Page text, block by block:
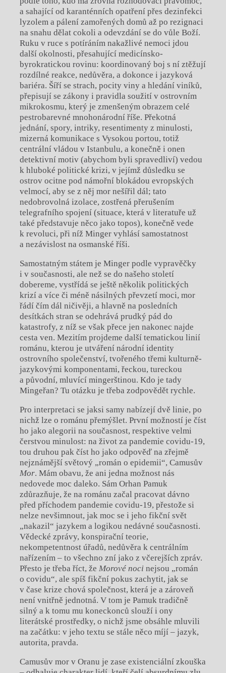
a sahající od karanténních opatření přes dezinfekci
lyzolem a pálení zamořených domů až po rezignaci
na snahu dělat cokoli a odevzdání se do vůle Boží.
Ruku v ruce s potíráním nakažlivé nemoci jdou
další okolnosti, přesahující medicínsko-
byrokratickou rovinu: koordinovaný boj s ní ztěžují
rozdílné reakce, nedůvěra, a dokonce i jazyková
bariéra. Šíří se strach, pocity viny a hledání viníků,
přepisují se zákony i pravidla soužití v ostrovním
mikrokosmu, který je zmenšeným obrazem celé
pestrobarevné mnohonárodní říše. Překotná
jednání, spory, intriky, resentimenty z minulosti,
mizerná komunikace s Vysokou portou, totiž
centrální vládou v Istanbulu, a konečně i onen
detektivní motiv (abychom byli spravedliví) vedou
k hluboké politické krizi, v jejímž důsledku se
ostrov ocitne pod námořní blokádou evropských
velmocí, aby se z něj mor nešířil dál; tato
nedobrovolná izolace, zostřená přerušením
telegrafního spojení (situace, která v literatuře už
také představuje něco jako topos), konečně vede
k revoluci, při níž Minger vyhlásí samostatnost
a nezávislost na osmanské říši.
Samostatným státem je Minger podle vypravěčky
i v současnosti, ale než se do našeho století
dobereme, vystřídá se ještě několik politických
krizí a více či méně násilných převzetí moci, mor
řádí čím dál ničivěji, a hlavně na posledních
desítkách stran se odehrává prudký pád do
katastrofy, z níž se však přece jen nakonec najde
cesta ven. Mezitím projdeme další tematickou linií
románu, kterou je utváření národní identity
ostrovního společenství, tvořeného třemi kulturně-
jazykovými komponentami, řeckou, tureckou
a původní, mluvící mingerštinou. Kdo je tady
Mingeřan? Tu otázku je třeba zodpovědět rychle.
Pro interpretaci se jaksi samy nabízejí dvě linie, po
nichž lze o románu přemýšlet. První možností je číst
ho jako alegorii na současnost, respektive velmi
čerstvou minulost: na život za pandemie covidu-19,
tou druhou pak číst ho jako odpověď na zřejmě
nejznámější světový „román o epidemii“, Camusův
Mor. Mám obavu, že ani jedna možnost nás
nedovede moc daleko. Sám Orhan Pamuk
zdůrazňuje, že na románu začal pracovat dávno
před příchodem pandemie covidu-19, přestože si
nelze nevšimnout, jak moc se i jeho fikční svět
„nakazil“ jazykem a logikou nedávné současnosti.
Vědecké zprávy, konspirační teorie,
nekompetentnost úřadů, nedůvěra k centrálním
nařízením – to všechno zní jako z včerejších zpráv.
Přesto je třeba říct, že Morové noci nejsou „román
o covidu“, ale spíš fikční pokus zachytit, jak se
v čase krize chová společnost, která je a zároveň
není vnitřně jednotná. V tom je Pamuk tradičně
silný a k tomu mu koneckonců slouží i ony
literátské prostředky, o nichž jsme obsáhle mluvili
na začátku: v jeho textu se stále něco míjí – jazyk,
autorita, pravda.
Camusův mor v Oranu je zase existenciální zkouška